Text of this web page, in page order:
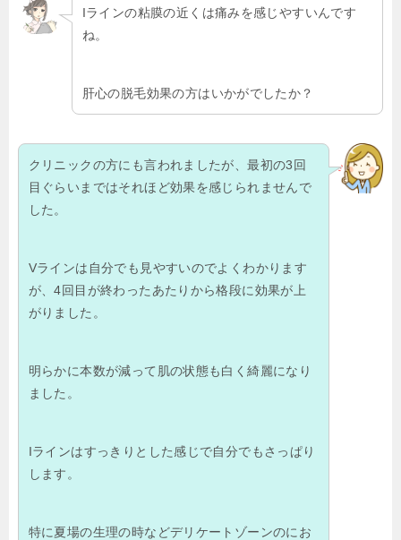
Iラインの粘膜の近くは痛みを感じやすいんです
ね。
肝心の脱毛効果の方はいかがでしたか？
クリニックの方にも言われましたが、最初の3回
目ぐらいまではそれほど効果を感じられませんで
した。
Vラインは自分でも見やすいのでよくわかります
が、4回目が終わったあたりから格段に効果が上
がりました。
明らかに本数が減って肌の状態も白く綺麗になり
ました。
Iラインはすっきりとした感じで自分でもさっぱり
します。
特に夏場の生理の時などデリケートゾーンのにお